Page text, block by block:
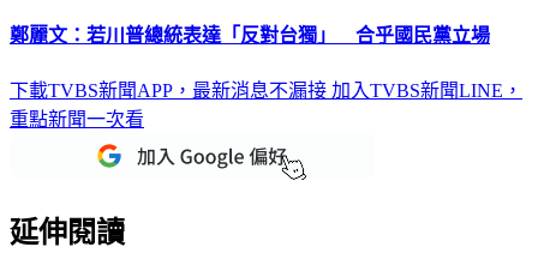
鄭麗文：若川普總統表達「反對台獨」 合乎國民黨立場
下載TVBS新聞APP，最新消息不漏接 加入TVBS新聞LINE，
重點新聞一次看
延伸閱讀